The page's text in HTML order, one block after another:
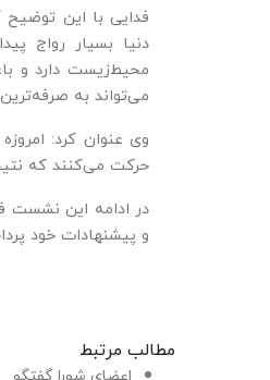
فدایی با این توضیح
دنیا بسیار رواج
محیط‌زیست دارد و
می‌تواند به
وی عنوان کرد:
حرکت می‌کنند که
در ادامه این نشست
و پیشنهادات خود
مطالب مرتبط